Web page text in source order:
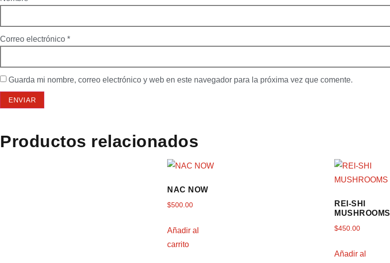
Correo electrónico *
Guarda mi nombre, correo electrónico y web en este navegador para la próxima vez que comente.
Productos relacionados
NAC NOW
$500.00
Añadir al
carrito
REI-SHI
MUSHROOMS
$450.00
Añadir al